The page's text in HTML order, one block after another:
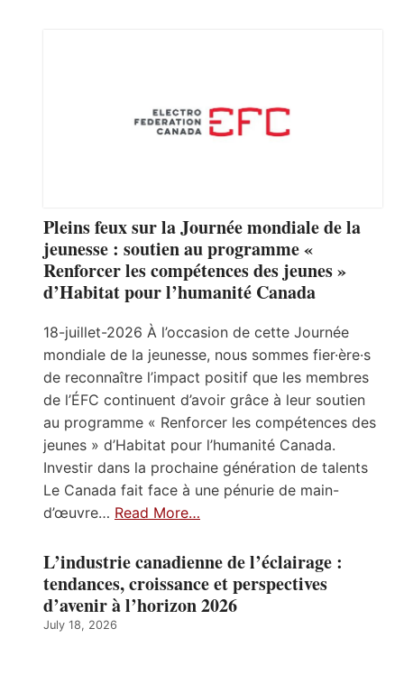
Pleins feux sur la Journée mondiale de la
jeunesse : soutien au programme «
Renforcer les compétences des jeunes »
d’Habitat pour l’humanité Canada
18-juillet-2026 À l’occasion de cette Journée
mondiale de la jeunesse, nous sommes fier·ère·s
de reconnaître l’impact positif que les membres
de l’ÉFC continuent d’avoir grâce à leur soutien
au programme « Renforcer les compétences des
jeunes » d’Habitat pour l’humanité Canada.
Investir dans la prochaine génération de talents
Le Canada fait face à une pénurie de main-
d’œuvre… Read More…
L’industrie canadienne de l’éclairage :
tendances, croissance et perspectives
d’avenir à l’horizon 2026
July 18, 2026